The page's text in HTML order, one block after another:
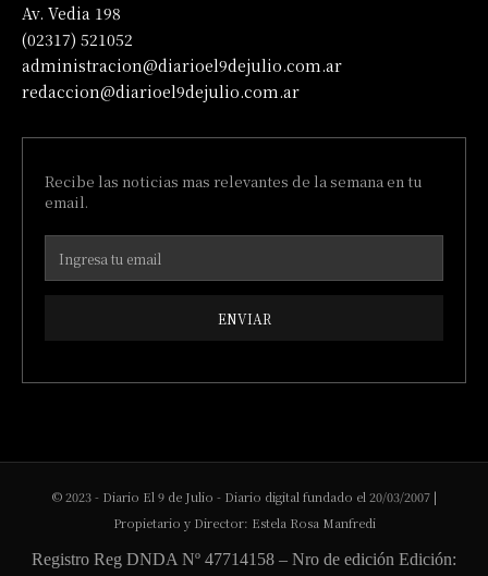
Av. Vedia 198
(02317) 521052
administracion@diarioel9dejulio.com.ar
redaccion@diarioel9dejulio.com.ar
Recibe las noticias mas relevantes de la semana en tu
email.
ENVIAR
© 2023 - Diario El 9 de Julio - Diario digital fundado el 20/03/2007 |
Propietario y Director: Estela Rosa Manfredi
Registro Reg DNDA Nº 47714158 – Nro de edición Edición: